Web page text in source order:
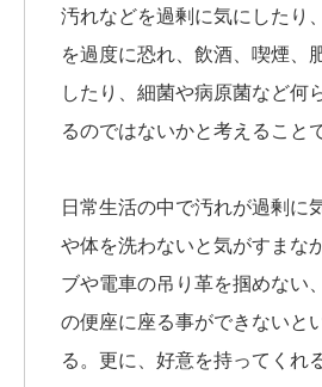
汚れなどを過剰に気にしたり
を過度に恐れ、飲酒、喫煙、
したり、細菌や病原菌など何
るのではないかと考えること
日常生活の中で汚れが過剰に
や体を洗わないと気がすまな
ブや電車の吊り革を掴めない
の便座に座る事ができないと
る。更に、好意を持ってくれ